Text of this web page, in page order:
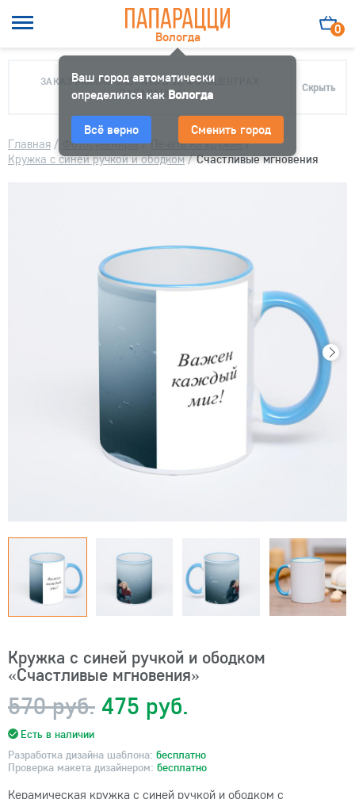
Вологда
Ваш город автоматически
определился как Вологда
Всё верно Сменить город
0
ЗАКАЗ МОЖНО ЗАБРАТЬ В 10 ФОТОЦЕНТРАХ
ПАПАРАЦЦИ
Скрыть
Главная / Фотосувениры/ Печать на кружке/
Кружка с синей ручкой и ободком/ Счастливые мгновения
Кружка с синей ручкой и ободком
«Счастливые мгновения»
570 руб. 475 руб.
Есть в наличии
Разработка дизайна шаблона: бесплатно
Проверка макета дизайнером: бесплатно
Керамическая кружка с синей ручкой и ободком с